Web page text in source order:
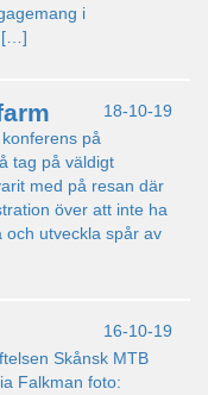
i
[…]
18-10-19
på
tag på väldigt
med på resan där
över att inte ha
och utveckla spår av
16-10-19
Skånsk MTB
Falkman foto: